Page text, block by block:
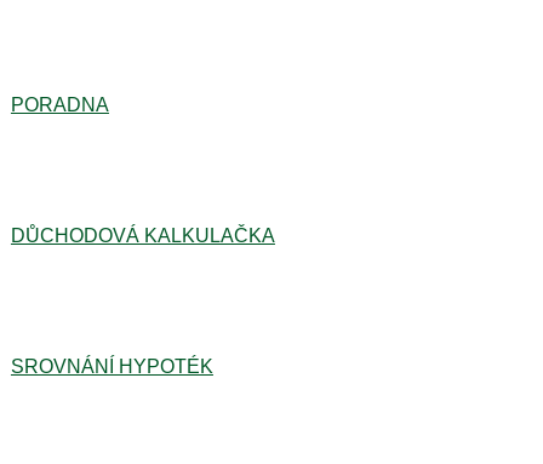
PORADNA
DŮCHODOVÁ KALKULAČKA
SROVNÁNÍ HYPOTÉK